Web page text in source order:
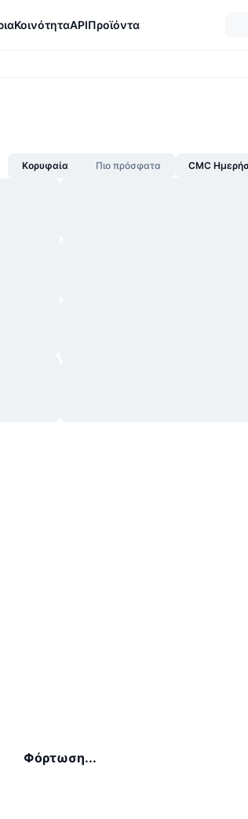
ΚοινότηταAPIΠροϊόντα
Κορυφαία Πιο πρόσφατα CMC
Φόρτωση...